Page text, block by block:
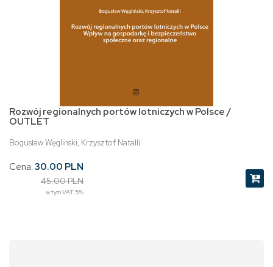
Rozwój regionalnych portów lotniczych w Polsce /
OUTLET
Bogusław Węgliński, Krzysztof Natalli
Cena: 30.00 PLN
45.00 PLN
w tym VAT 5%